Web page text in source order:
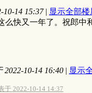
10-14 15:37 | 显示全部楼
么快又一年了。祝郎中
2022-10-14 16:40 | 显示
于 2022-10-14 14:37